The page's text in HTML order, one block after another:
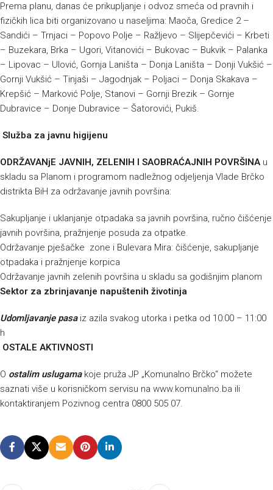
Prema planu, danas će prikupljanje i odvoz smeća od pravnih i
fizičkih lica biti organizovano u naseljima: Maoča, Gredice 2 –
Sandići – Trnjaci – Popovo Polje – Ražljevo – Slijepčevići – Krbeti
– Buzekara, Brka – Ugori, Vitanovići – Bukovac – Bukvik – Palanka
– Lipovac – Ulović, Gornja Laništa – Donja Laništa – Donji Vukšić –
Gornji Vukšić – Tinjaši – Jagodnjak – Poljaci – Donja Skakava –
Krepšić – Marković Polje, Stanovi – Gornji Brezik – Gornje
Dubravice – Donje Dubravice – Šatorovići, Pukiš.
Služba za javnu higijenu
ODRŽAVANjE JAVNIH, ZELENIH I SAOBRAĆAJNIH POVRŠINAu
skladu sa Planom i programom nadležnog odjeljenja Vlade Brčko
distrikta BiH za održavanje javnih površina:
Sakupljanje i uklanjanje otpadaka sa javnih površina, ručno čišćenje
javnih površina, pražnjenje posuda za otpatke.
Održavanje pješačke zone i Bulevara Mira: čišćenje, sakupljanje
otpadaka i pražnjenje korpica
Održavanje javnih zelenih površina u skladu sa godišnjim planom
Sektor za zbrinjavanje napuštenih životinja
Udomljavanje pasaiz azila svakog utorka i petka od 10:00 – 11:00
h
OSTALE AKTIVNOSTI
O ostalim uslugamakoje pruža JP „Komunalno Brčko“ možete
saznati više u korisničkom servisu na www.komunalno.ba ili
kontaktiranjem Pozivnog centra 0800 505 07.